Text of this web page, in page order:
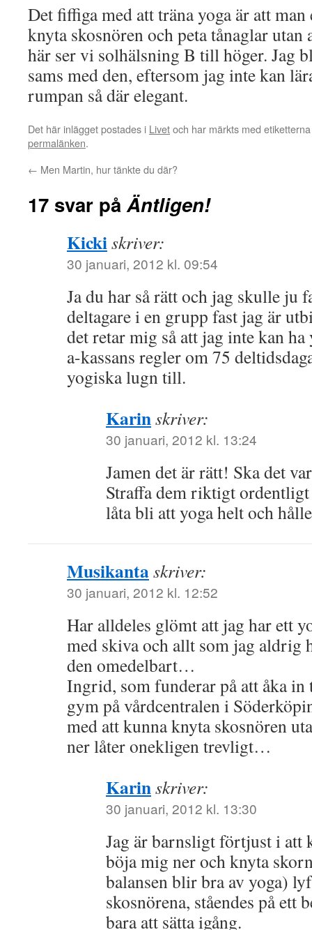
Det fiffiga med att träna yoga är att
knyta skosnören och peta tånaglar utan
här ser vi solhälsning B till höger. Jag
sams med den, eftersom jag inte kan
rumpan så där elegant.
Det här inlägget postades i Livetoch har märkts med
permalänken.
← Men Martin, hur tänkte du där?
17 svar påÄntligen!
Kickiskriver:
30 januari, 2012 kl. 09:54
Ja du har så rätt och jag skulle ju
deltagare i en grupp fast jag är
det retar mig så att jag inte kan
a-kassans regler om 75
yogiska lugn till.
Karinskriver:
30 januari, 2012 kl. 13:24
Jamen det är rätt! Ska det
Straffa dem riktigt ordentligt
låta bli att yoga helt och
Musikantaskriver:
30 januari, 2012 kl. 12:52
Har alldeles glömt att jag har ett
med skiva och allt som jag aldrig
den omedelbart…
Ingrid, som funderar på att åka
gym på vårdcentralen i
med att kunna knyta skosnören
ner låter onekligen trevligt…
Karinskriver:
30 januari, 2012 kl. 13:30
Jag är barnsligt förtjust i att
böja mig ner och knyta
balansen blir bra av yoga)
skosnörena, ståendes på ett
bara att sätta igång.